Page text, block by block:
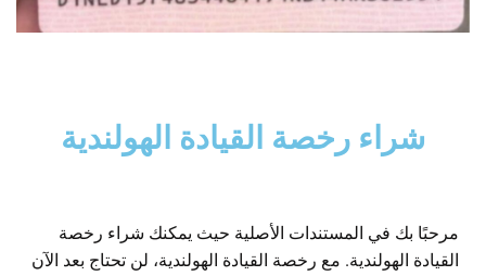
شراء رخصة القيادة الهولندية
مرحبًا بك في المستندات الأصلية حيث يمكنك شراء رخصة
القيادة الهولندية. مع رخصة القيادة الهولندية، لن تحتاج بعد الآن